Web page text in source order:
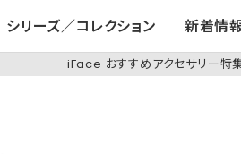
シリーズ／コレクション 新着情
iFace おすすめアクセサリー特集